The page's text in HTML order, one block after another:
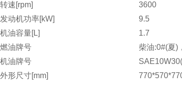
转速[rpm]
3600
发动机功率[kW]
9.5
机油容量[L]
1.7
燃油牌号
柴油:0#(夏)
机油牌号
外形尺寸[mm]